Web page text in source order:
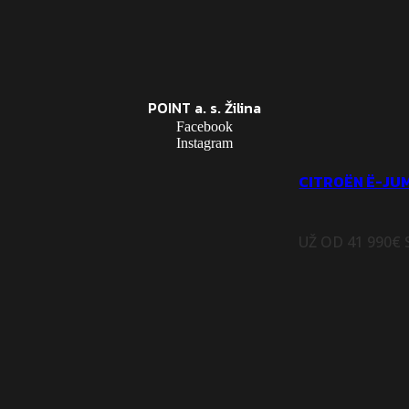
CITROËN Ë-
UŽ OD 41 990€
POINT a. s. Žilina
Facebook
Instagram